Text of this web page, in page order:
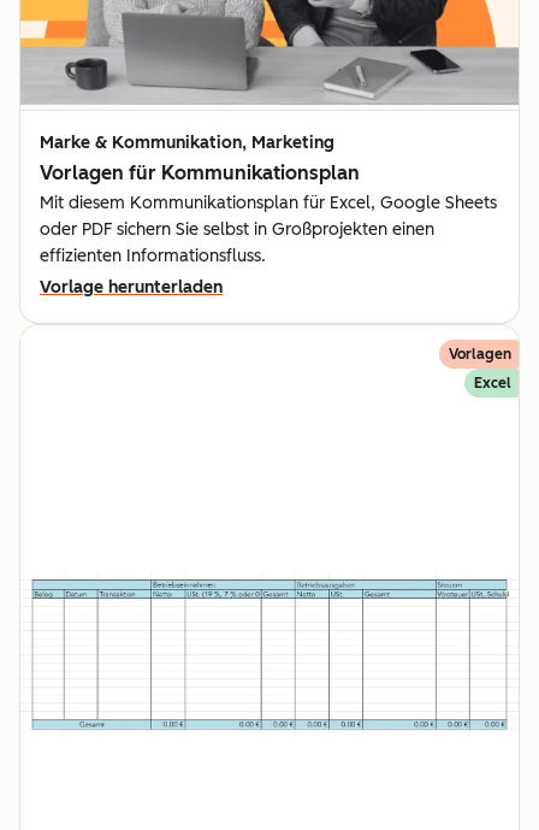
Marke & Kommunikation, Marketing
Vorlagen für Kommunika­tionsplan
Mit diesem Kommunikationsplan für Excel, Google Sheets
oder PDF sichern Sie selbst in Großprojekten einen
effizienten Informationsfluss.
Vorlage herunterladen
Vorlagen
Excel